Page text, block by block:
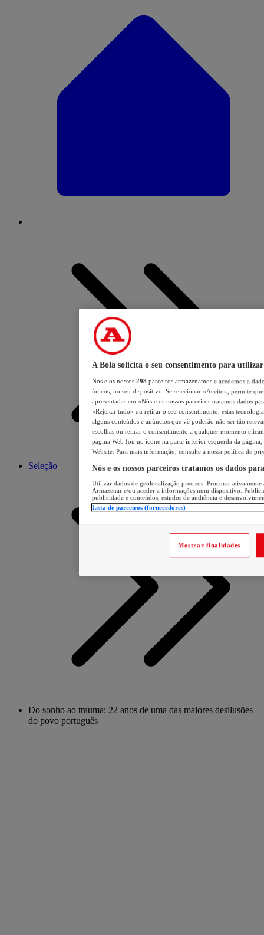
Seleção
Do sonho ao trauma: 22 anos de uma das maiores desilusões
do povo português
A Bola solicita o seu consentimento para utilizar
Nós e os nossos 298 parceiros armazenamos e acedemos a
únicos, no seu dispositivo. Se selecionar «Aceito», permite
apresentadas em «Nós e os nossos parceiros tratamos dados
«Rejeitar tudo» ou retirar o seu consentimento, estas
alguns conteúdos e anúncios que vê poderão não ser tão
escolhas ou retirar o consentimento a qualquer momento
página Web (ou no ícone na parte inferior esquerda da página,
Website. Para mais informação, consulte a nossa política de
Nós e os nossos parceiros tratamos os dados
Utilizar dados de geolocalização precisos. Procurar
Armazenar e/ou aceder a informações num dispositivo.
publicidade e conteúdos, estudos de audiência e
Lista de parceiros (fornecedores)
Mostrar finalidades